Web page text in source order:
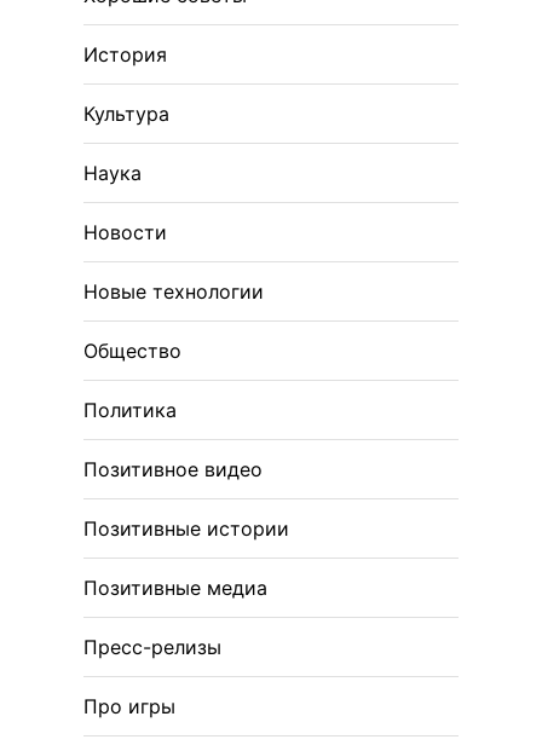
История
Культура
Наука
Новости
Новые технологии
Общество
Политика
Позитивное видео
Позитивные истории
Позитивные медиа
Пресс-релизы
Про игры